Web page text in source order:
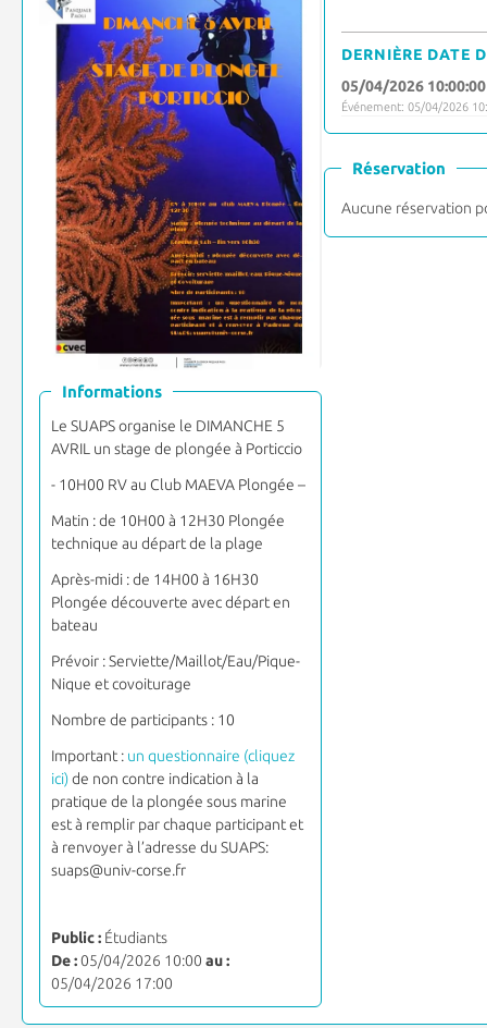
Informations
Le SUAPS organise le DIMANCHE 5
AVRIL un stage de plongée à Porticcio
- 10H00 RV au Club MAEVA Plongée –
Matin : de 10H00 à 12H30 Plongée
technique au départ de la plage
Après-midi : de 14H00 à 16H30
Plongée découverte avec départ en
bateau
Prévoir : Serviette/Maillot/Eau/Pique-
Nique et covoiturage
Nombre de participants : 10
Important : un questionnaire (cliquez
ici)de non contre indication à la
pratique de la plongée sous marine
est à remplir par chaque participant et
à renvoyer à l’adresse du SUAPS:
suaps@univ-corse.fr
Public :Étudiants
De :05/04/2026 10:00 au :
05/04/2026 17:00
DERNIÈRE DATE
05/04/2026 10:00:00
Événement: 05/04/2026
Réservation
Aucune réservation